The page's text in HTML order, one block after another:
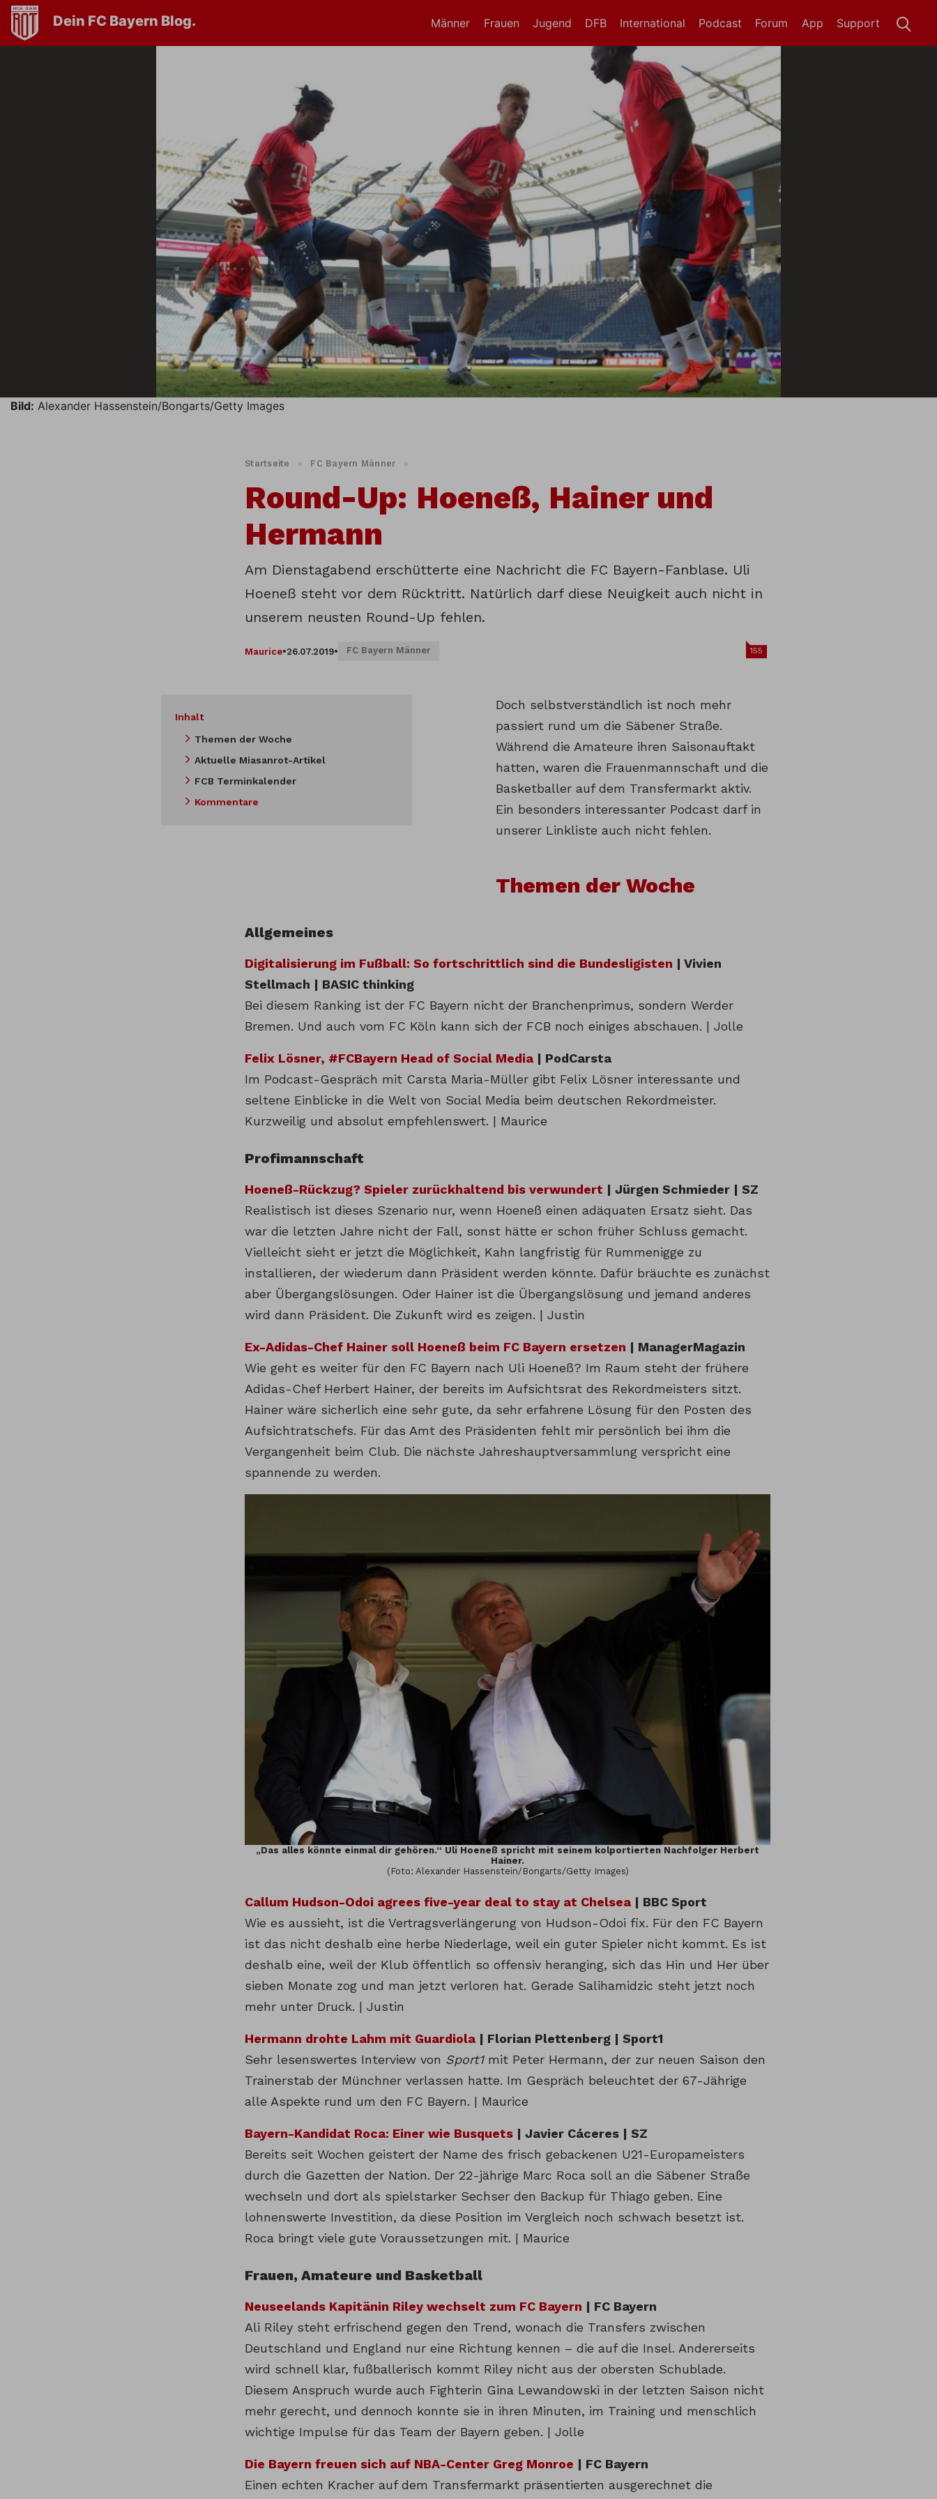
Dein FC Bayern Blog. Männer Frauen Jugend DFB International Support
App
Forum
Podcast
Bild: Alexander Hassenstein/Bongarts/Getty Images
Startseite » FC Bayern Männer »
Round-Up: Hoeneß, Hainer und
Hermann
Am Dienstagabend erschütterte eine Nachricht die FC Bayern-Fanblase. Uli
Hoeneß steht vor dem Rücktritt. Natürlich darf diese Neuigkeit auch nicht in
unserem neusten Round-Up fehlen.
Maurice•26.07.2019• FC Bayern Männer 155
Inhalt
Themen der Woche
Aktuelle Miasanrot-Artikel
FCB Terminkalender
Kommentare
Doch selbstverständlich ist noch mehr
passiert rund um die Säbener Straße.
Während die Amateure ihren Saisonauftakt
hatten, waren die Frauenmannschaft und die
Basketballer auf dem Transfermarkt aktiv.
Ein besonders interessanter Podcast darf in
unserer Linkliste auch nicht fehlen.
Themen der Woche
Allgemeines
Digitalisierung im Fußball: So fortschrittlich sind die Bundesligisten | Vivien
Stellmach | BASIC thinking
Bei diesem Ranking ist der FC Bayern nicht der Branchenprimus, sondern Werder
Bremen. Und auch vom FC Köln kann sich der FCB noch einiges abschauen. | Jolle
Felix Lösner, #FCBayern Head of Social Media | PodCarsta
Im Podcast-Gespräch mit Carsta Maria-Müller gibt Felix Lösner interessante und
seltene Einblicke in die Welt von Social Media beim deutschen Rekordmeister.
Kurzweilig und absolut empfehlenswert. | Maurice
Profimannschaft
Hoeneß-Rückzug? Spieler zurückhaltend bis verwundert | Jürgen Schmieder | SZ
Realistisch ist dieses Szenario nur, wenn Hoeneß einen adäquaten Ersatz sieht. Das
war die letzten Jahre nicht der Fall, sonst hätte er schon früher Schluss gemacht.
Vielleicht sieht er jetzt die Möglichkeit, Kahn langfristig für Rummenigge zu
installieren, der wiederum dann Präsident werden könnte. Dafür bräuchte es zunächst
aber Übergangslösungen. Oder Hainer ist die Übergangslösung und jemand anderes
wird dann Präsident. Die Zukunft wird es zeigen. | Justin
Ex-Adidas-Chef Hainer soll Hoeneß beim FC Bayern ersetzen | ManagerMagazin
Wie geht es weiter für den FC Bayern nach Uli Hoeneß? Im Raum steht der frühere
Adidas-Chef Herbert Hainer, der bereits im Aufsichtsrat des Rekordmeisters sitzt.
Hainer wäre sicherlich eine sehr gute, da sehr erfahrene Lösung für den Posten des
Aufsichtratschefs. Für das Amt des Präsidenten fehlt mir persönlich bei ihm die
Vergangenheit beim Club. Die nächste Jahreshauptversammlung verspricht eine
spannende zu werden.
„Das alles könnte einmal dir gehören.“ Uli Hoeneß spricht mit seinem kolportierten Nachfolger Herbert
Hainer.
(Foto: Alexander Hassenstein/Bongarts/Getty Images)
Callum Hudson-Odoi agrees five-year deal to stay at Chelsea | BBC Sport
Wie es aussieht, ist die Vertragsverlängerung von Hudson-Odoi fix. Für den FC Bayern
ist das nicht deshalb eine herbe Niederlage, weil ein guter Spieler nicht kommt. Es ist
deshalb eine, weil der Klub öffentlich so offensiv heranging, sich das Hin und Her über
sieben Monate zog und man jetzt verloren hat. Gerade Salihamidzic steht jetzt noch
mehr unter Druck. | Justin
Hermann drohte Lahm mit Guardiola | Florian Plettenberg | Sport1
Sehr lesenswertes Interview von Sport1mit Peter Hermann, der zur neuen Saison den
Trainerstab der Münchner verlassen hatte. Im Gespräch beleuchtet der 67-Jährige
alle Aspekte rund um den FC Bayern. | Maurice
Bayern-Kandidat Roca: Einer wie Busquets | Javier Cáceres | SZ
Bereits seit Wochen geistert der Name des frisch gebackenen U21-Europameisters
durch die Gazetten der Nation. Der 22-jährige Marc Roca soll an die Säbener Straße
wechseln und dort als spielstarker Sechser den Backup für Thiago geben. Eine
lohnenswerte Investition, da diese Position im Vergleich noch schwach besetzt ist.
Roca bringt viele gute Voraussetzungen mit. | Maurice
Frauen, Amateure und Basketball
Neuseelands Kapitänin Riley wechselt zum FC Bayern | FC Bayern
Ali Riley steht erfrischend gegen den Trend, wonach die Transfers zwischen
Deutschland und England nur eine Richtung kennen – die auf die Insel. Andererseits
wird schnell klar, fußballerisch kommt Riley nicht aus der obersten Schublade.
Diesem Anspruch wurde auch Fighterin Gina Lewandowski in der letzten Saison nicht
mehr gerecht, und dennoch konnte sie in ihren Minuten, im Training und menschlich
wichtige Impulse für das Team der Bayern geben. | Jolle
Die Bayern freuen sich auf NBA-Center Greg Monroe | FC Bayern
Einen echten Kracher auf dem Transfermarkt präsentierten ausgerechnet die